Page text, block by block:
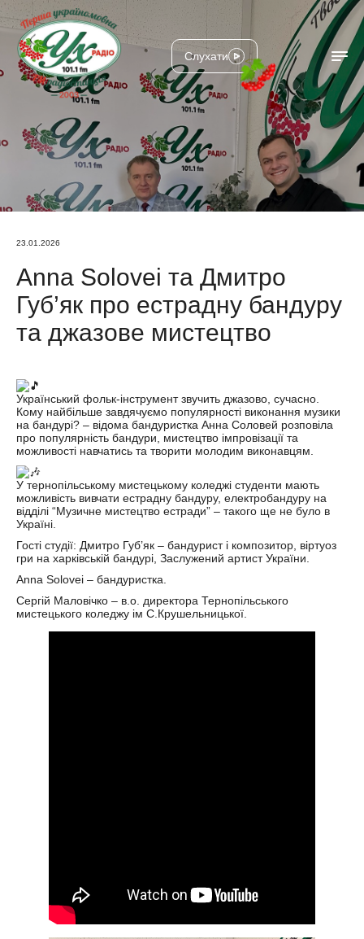
Слухати
23.01.2026
Anna Solovei та Дмитро
Губ’як про естрадну бандуру
та джазове мистецтво
Український фольк-інструмент звучить джазово, сучасно.
Кому найбільше завдячуємо популярності виконання музики
на бандурі? – відома бандуристка Анна Соловей розповіла
про популярність бандури, мистецтво імпровізації та
можливості навчатись та творити молодим виконавцям.
У тернопільському мистецькому коледжі студенти мають
можливість вивчати естрадну бандуру, електробандуру на
відділі “Музичне мистецтво естради” – такого ще не було в
Україні.
Гості студії: Дмитро Губ’як – бандурист і композитор, віртуоз
гри на харківській бандурі, Заслужений артист України.
Anna Solovei – бандуристка.
Сергій Маловічко – в.о. директора Тернопільського
мистецького коледжу ім С.Крушельницької.